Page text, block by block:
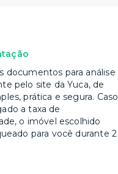
documentos para análise
pelo site da Yuca, de
prática e segura. Caso
a taxa de
o imóvel escolhido
para você durante 2